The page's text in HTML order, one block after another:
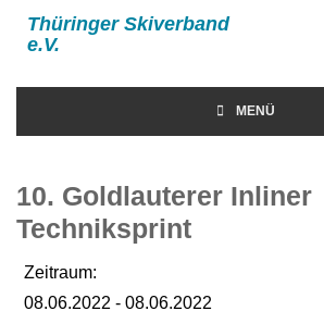
Thüringer Skiverband
e.V.
MENÜ
10. Goldlauterer Inliner
Techniksprint
Zeitraum:
08.06.2022 - 08.06.2022